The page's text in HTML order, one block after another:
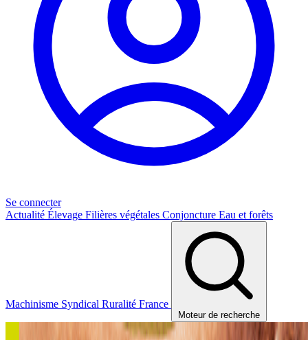
Se connecter
Actualité Élevage Filières végétales Conjoncture Eau et forêts
Machinisme Syndical Ruralité France
Moteur de recherche